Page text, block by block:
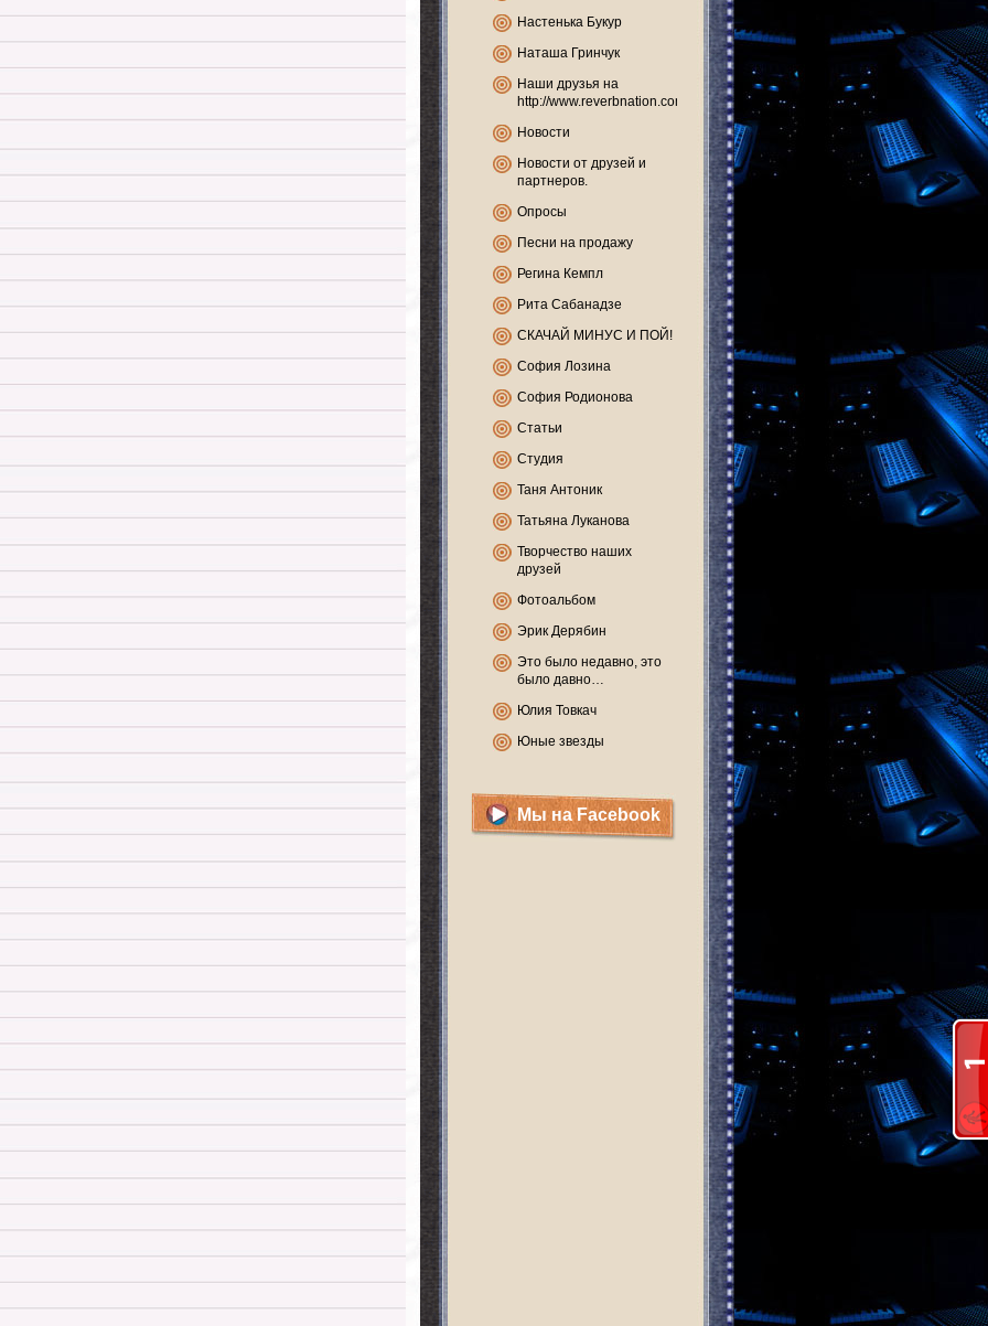
Настенька Букур
Наташа Гринчук
Наши друзья на
http://www.reverbnation.com
Новости
Новости от друзей и
партнеров.
Опросы
Песни на продажу
Регина Кемпл
Рита Сабанадзе
СКАЧАЙ МИНУС И ПОЙ!
София Лозина
София Родионова
Статьи
Студия
Таня Антоник
Татьяна Луканова
Творчество наших
друзей
Фотоальбом
Эрик Дерябин
Это было недавно, это
было давно…
Юлия Товкач
Юные звезды
Мы на Facebook